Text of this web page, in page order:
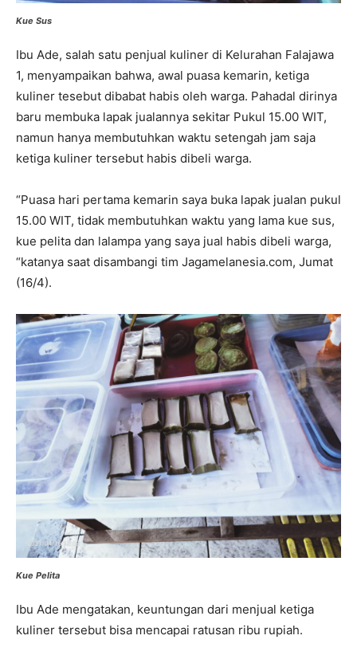
Kue Sus
Ibu Ade, salah satu penjual kuliner di Kelurahan Falajawa
1, menyampaikan bahwa, awal puasa kemarin, ketiga
kuliner tesebut dibabat habis oleh warga. Pahadal dirinya
baru membuka lapak jualannya sekitar Pukul 15.00 WIT,
namun hanya membutuhkan waktu setengah jam saja
ketiga kuliner tersebut habis dibeli warga.
“Puasa hari pertama kemarin saya buka lapak jualan pukul
15.00 WIT, tidak membutuhkan waktu yang lama kue sus,
kue pelita dan lalampa yang saya jual habis dibeli warga,
“katanya saat disambangi tim Jagamelanesia.com, Jumat
(16/4).
Kue Pelita
Ibu Ade mengatakan, keuntungan dari menjual ketiga
kuliner tersebut bisa mencapai ratusan ribu rupiah.